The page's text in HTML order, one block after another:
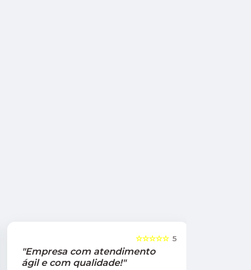
5
☆☆☆☆☆
"Empresa com atendimento
ágil e com qualidade!"